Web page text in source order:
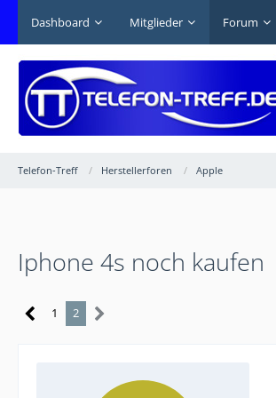
Dashboard Mitglieder Forum
Telefon-Treff Herstellerforen Apple
Iphone 4s noch kaufen
1 2